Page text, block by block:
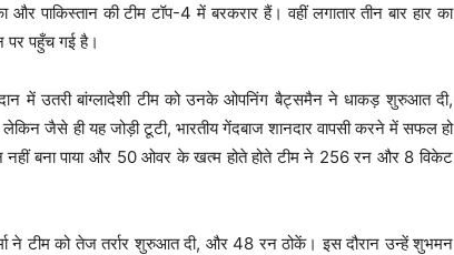
पाकिस्तान की टीम टॉप-4 में बरकरार हैं। वहीं लगातार तीन बार हार का
पर पहुँच गई है।
में उतरी बांग्लादेशी टीम को उनके ओपनिंग बैट्समैन ने धाकड़ शुरुआत दी,
जैसे ही यह जोड़ी टूटी, भारतीय गेंदबाज शानदार वापसी करने में सफल हो
नहीं बना पाया और 50 ओवर के खत्म होते होते टीम ने 256 रन और 8 विकेट
ने टीम को तेज तर्रार शुरुआत दी, और 48 रन ठोकें। इस दौरान उन्हें शुभमन